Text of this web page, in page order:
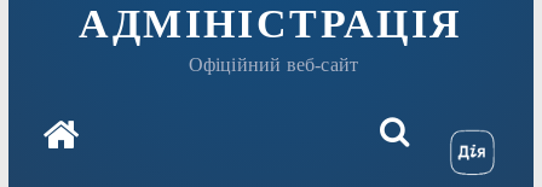
АДМІНІСТРАЦІЯ
Офіційний веб-сайт